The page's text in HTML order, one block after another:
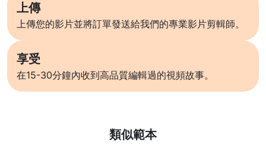
上傳
上傳您的影片並將訂單發送給我們的專業影片剪輯師。
享受
在15-30分鐘內收到高品質編輯過的視頻故事。
類似範本
了解更多